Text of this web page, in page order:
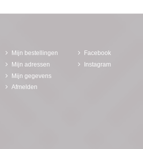
Mijn bestellingen
Mijn adressen
Mijn gegevens
Afmelden
Facebook
Instagram